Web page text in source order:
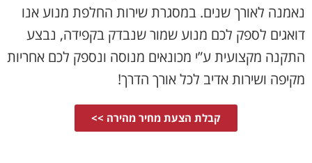
נאמנה לאורך שנים. במסגרת שירות החלפת מנוע אנו
דואגים לספק לכם מנוע שמור שנבדק בקפידה, נבצע
התקנה מקצועית ע”י מכונאים מנוסה ונספק לכם אחריות
מקיפה ושירות אדיב לכל אורך הדרך!
קבלת הצעת מחיר מהירה >>